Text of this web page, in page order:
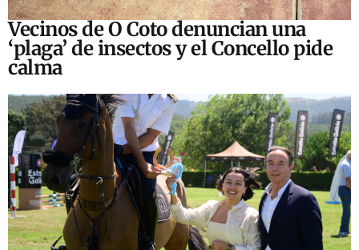
Vecinos de O Coto denuncian una
‘plaga’ de insectos y el Concello pide
calma